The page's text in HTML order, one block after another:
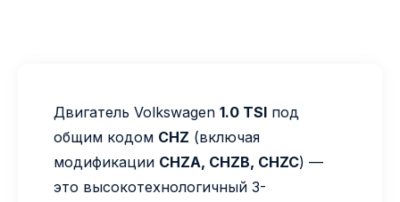
Двигатель Volkswagen 1.0 TSI под
общим кодом CHZ (включая
модификации CHZA, CHZB, CHZC) —
это высокотехнологичный 3-